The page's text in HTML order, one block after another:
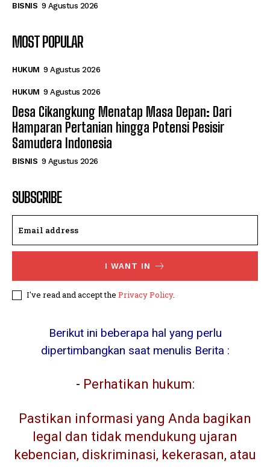
BISNIS 9 Agustus 2026
MOST POPULAR
HUKUM 9 Agustus 2026
HUKUM 9 Agustus 2026
Desa Cikangkung Menatap Masa Depan: Dari
Hamparan Pertanian hingga Potensi Pesisir
Samudera Indonesia
BISNIS 9 Agustus 2026
SUBSCRIBE
I WANT IN
I've read and accept the Privacy Policy.
Berikut ini beberapa hal yang perlu
dipertimbangkan saat menulis Berita :
- Perhatikan hukum:
Pastikan informasi yang Anda bagikan
legal dan tidak mendukung ujaran
kebencian, diskriminasi, kekerasan, atau